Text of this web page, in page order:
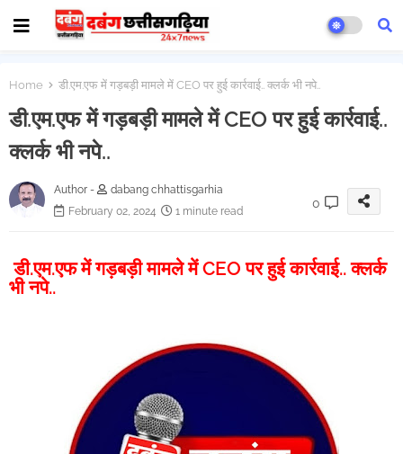
Home डी.एम.एफ में गड़बड़ी मामले में CEO पर हुई कार्रवाई.. क्लर्क भी नपे..
डी.एम.एफ में गड़बड़ी मामले में CEO पर हुई कार्रवाई..
क्लर्क भी नपे..
Author -
dabang chhattisgarhia
February 02, 2024
1 minute read
0
डी.एम.एफ में गड़बड़ी मामले में CEO पर हुई कार्रवाई.. क्लर्क
भी नपे..